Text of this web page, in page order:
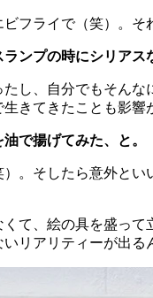
フライで（笑）。
ンプの時にシリアス
し、自分でもそんな
きてきたことも影響
で揚げてみた、と。
。そしたら意外とい
て、絵の具を盛っ
リアリティーが出る